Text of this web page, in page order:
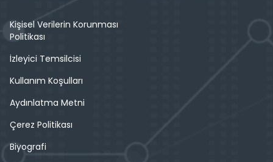
Kişisel Verilerin Korunması
Politikası
İzleyici Temsilcisi
Kullanım Koşulları
Aydınlatma Metni
Çerez Politikası
Biyografi